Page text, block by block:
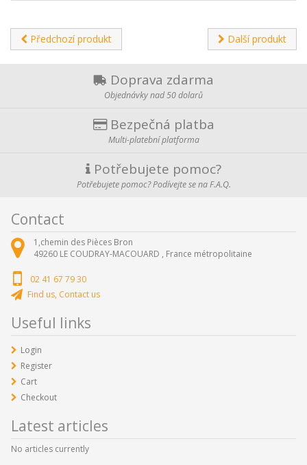
Předchozí produkt Další produkt
Doprava zdarma
Objednávky nad 50 dolarů
Bezpečná platba
Multi-platební platforma
Potřebujete pomoc?
Potřebujete pomoc? Podívejte se na F.A.Q.
Contact
1,chemin des Pièces Bron
49260 LE COUDRAY-MACOUARD , France métropolitaine
02 41 67 79 30
Find us, Contact us
Useful links
Login
Register
Cart
Checkout
Latest articles
No articles currently